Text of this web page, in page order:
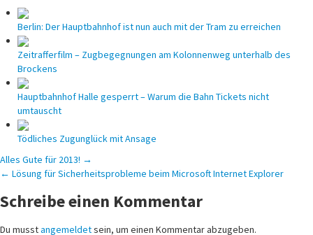
Berlin: Der Hauptbahnhof ist nun auch mit der Tram zu erreichen
Zeitrafferfilm – Zugbegegnungen am Kolonnenweg unterhalb des
Brockens
Hauptbahnhof Halle gesperrt – Warum die Bahn Tickets nicht
umtauscht
Tödliches Zugunglück mit Ansage
Beitragsnavigation
Alles Gute für 2013! →
← Lösung für Sicherheitsprobleme beim Microsoft Internet Explorer
Schreibe einen Kommentar
Du musstangemeldetsein, um einen Kommentar abzugeben.